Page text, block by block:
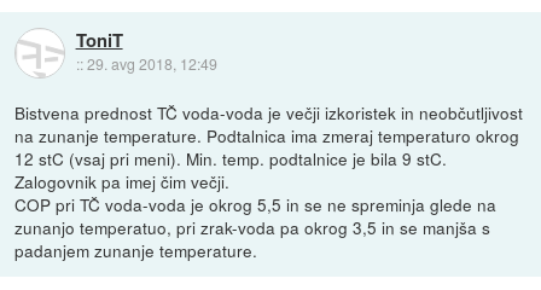
ToniT
::29. avg 2018, 12:49
Bistvena prednost TČ voda-voda je večji izkoristek in neobčutljivost
na zunanje temperature. Podtalnica ima zmeraj temperaturo okrog
12 stC (vsaj pri meni). Min. temp. podtalnice je bila 9 stC.
Zalogovnik pa imej čim večji.
COP pri TČ voda-voda je okrog 5,5 in se ne spreminja glede na
zunanjo temperatuo, pri zrak-voda pa okrog 3,5 in se manjša s
padanjem zunanje temperature.